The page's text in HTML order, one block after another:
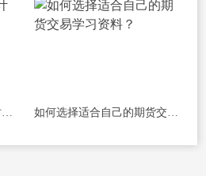
制定合理的资金管理计划时，需要考虑哪 如何选择适合自己的期货交易学习资料？